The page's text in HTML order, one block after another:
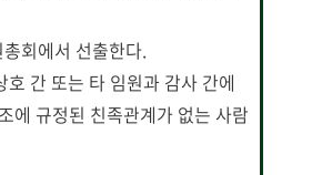
회에서 선출한다.
간 또는 타 임원과 감사 간에
에 규정된 친족관계가 없는 사람